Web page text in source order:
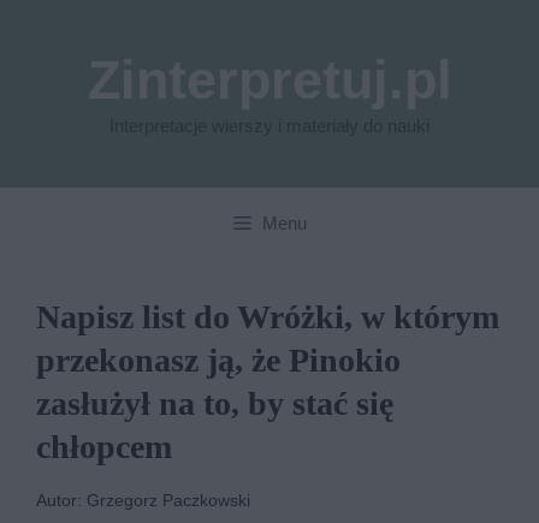
Menu
Napisz list do Wróżki, w którym
przekonasz ją, że Pinokio
zasłużył na to, by stać się
chłopcem
Autor: Grzegorz Paczkowski